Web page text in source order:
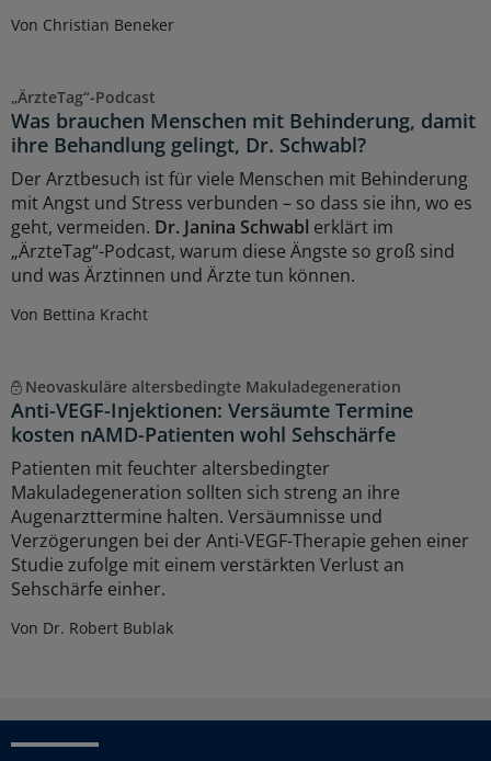
Von Christian Beneker
„ÄrzteTag“-Podcast
Was brauchen Menschen mit Behinderung, damit
ihre Behandlung gelingt, Dr. Schwabl?
Der Arztbesuch ist für viele Menschen mit Behinderung
mit Angst und Stress verbunden – so dass sie ihn, wo es
geht, vermeiden. Dr. Janina Schwabl erklärt im
„ÄrzteTag“-Podcast, warum diese Ängste so groß sind
und was Ärztinnen und Ärzte tun können.
Von Bettina Kracht
Neovaskuläre altersbedingte Makuladegeneration
Anti-VEGF-Injektionen: Versäumte Termine
kosten nAMD-Patienten wohl Sehschärfe
Patienten mit feuchter altersbedingter
Makuladegeneration sollten sich streng an ihre
Augenarzttermine halten. Versäumnisse und
Verzögerungen bei der Anti-VEGF-Therapie gehen einer
Studie zufolge mit einem verstärkten Verlust an
Sehschärfe einher.
Von Dr. Robert Bublak